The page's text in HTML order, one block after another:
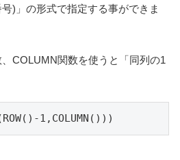
)」の形式で指定する事ができま
COLUMN関数を使うと「同列の1
1,COLUMN()))